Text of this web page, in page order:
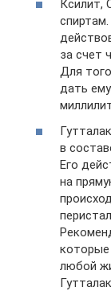
Ксилит,
за счет
Для
дать
в
Его
на
которые
любой